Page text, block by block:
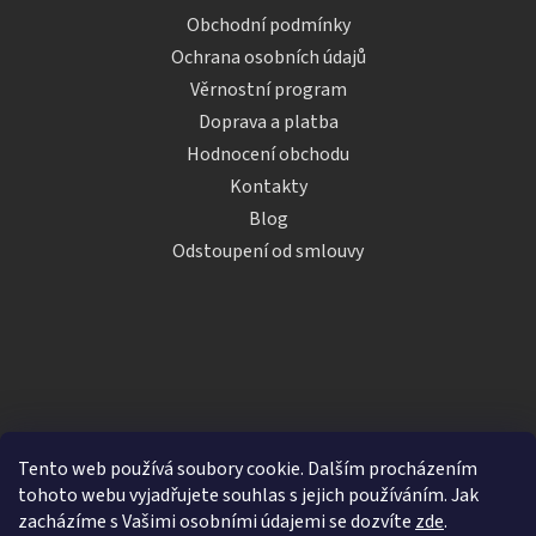
Tento web používá soubory cookie. Dalším procházením
tohoto webu vyjadřujete souhlas s jejich používáním. Jak
zacházíme s Vašimi osobními údajemi se dozvíte zde.
Obchodní podmínky
Ochrana osobních údajů
Věrnostní program
Doprava a platba
Hodnocení obchodu
Kontakty
Blog
Odstoupení od smlouvy
Vytvořil Shoptet